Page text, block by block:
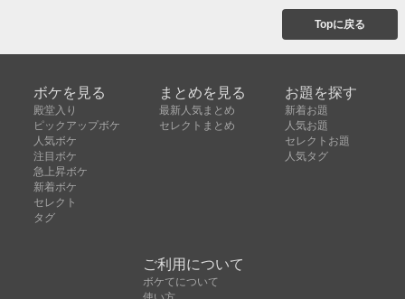
Topに戻る
ボケを見る
殿堂入り
ピックアップボケ
人気ボケ
注目ボケ
急上昇ボケ
新着ボケ
セレクト
タグ
まとめを見る
最新人気まとめ
セレクトまとめ
お題を探す
新着お題
人気お題
セレクトお題
人気タグ
ご利用について
ボケてについて